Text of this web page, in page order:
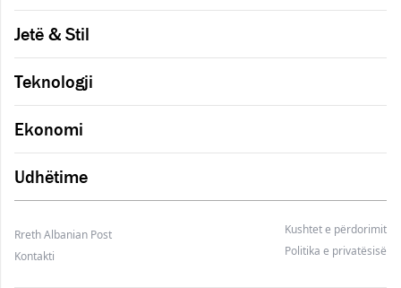
Jetë & Stil
Teknologji
Ekonomi
Udhëtime
Rreth Albanian Post
Kushtet e përdorimit
Kontakti
Politika e privatësisë